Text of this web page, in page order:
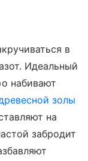
в
Идеальный
набивают
золы
на
забродит